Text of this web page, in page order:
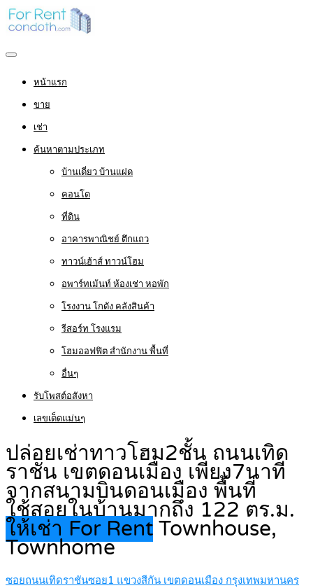
หน้าแรก
ขาย
เช่า
ค้นหาตามประเภท
บ้านเดี่ยว บ้านแฝด
คอนโด
ที่ดิน
อาคารพาณิชย์ ตึกแถว
ทาวน์เฮ้าส์ ทาวน์โฮม
อพาร์ทเม้นท์ ห้องเช่า หอพัก
โรงงาน โกดัง คลังสินค้า
รีสอร์ท โรงแรม
โฮมออฟฟิต สำนักงาน พื้นที่
อื่นๆ
รับโพสต์อสังหา
เลขเด็ดแม่นๆ
ปล่อยเช่าทาวโฮม2ชั้น ถนนเทิด
ราชัน เขตดอนเมือง เพียง7นาที
จากสนามบินดอนเมือง พื้นที่
ใช้สอยในบ้านมากถึง 122 ตร.ม.
ให้เช่า For Rent Townhouse,
Townhome
ซอยถนนเทิดราชันซอย1 แขวงสีกัน เขตดอนเมือง กรุงเทพมหานคร